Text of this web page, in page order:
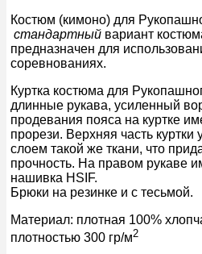
Костюм (кимоно) для
стандартный вариант
предназначен для
соревнованиях.
Куртка костюма для
длинные рукава, усиленный
продевания пояса на куртке
прорези. Верхняя часть
слоем такой же ткани, что
прочность. На правом рукаве
нашивка HSIF.
Брюки на резинке и с тесьмой.
Материал: плотная 100%
плотностью 300 гр/м2